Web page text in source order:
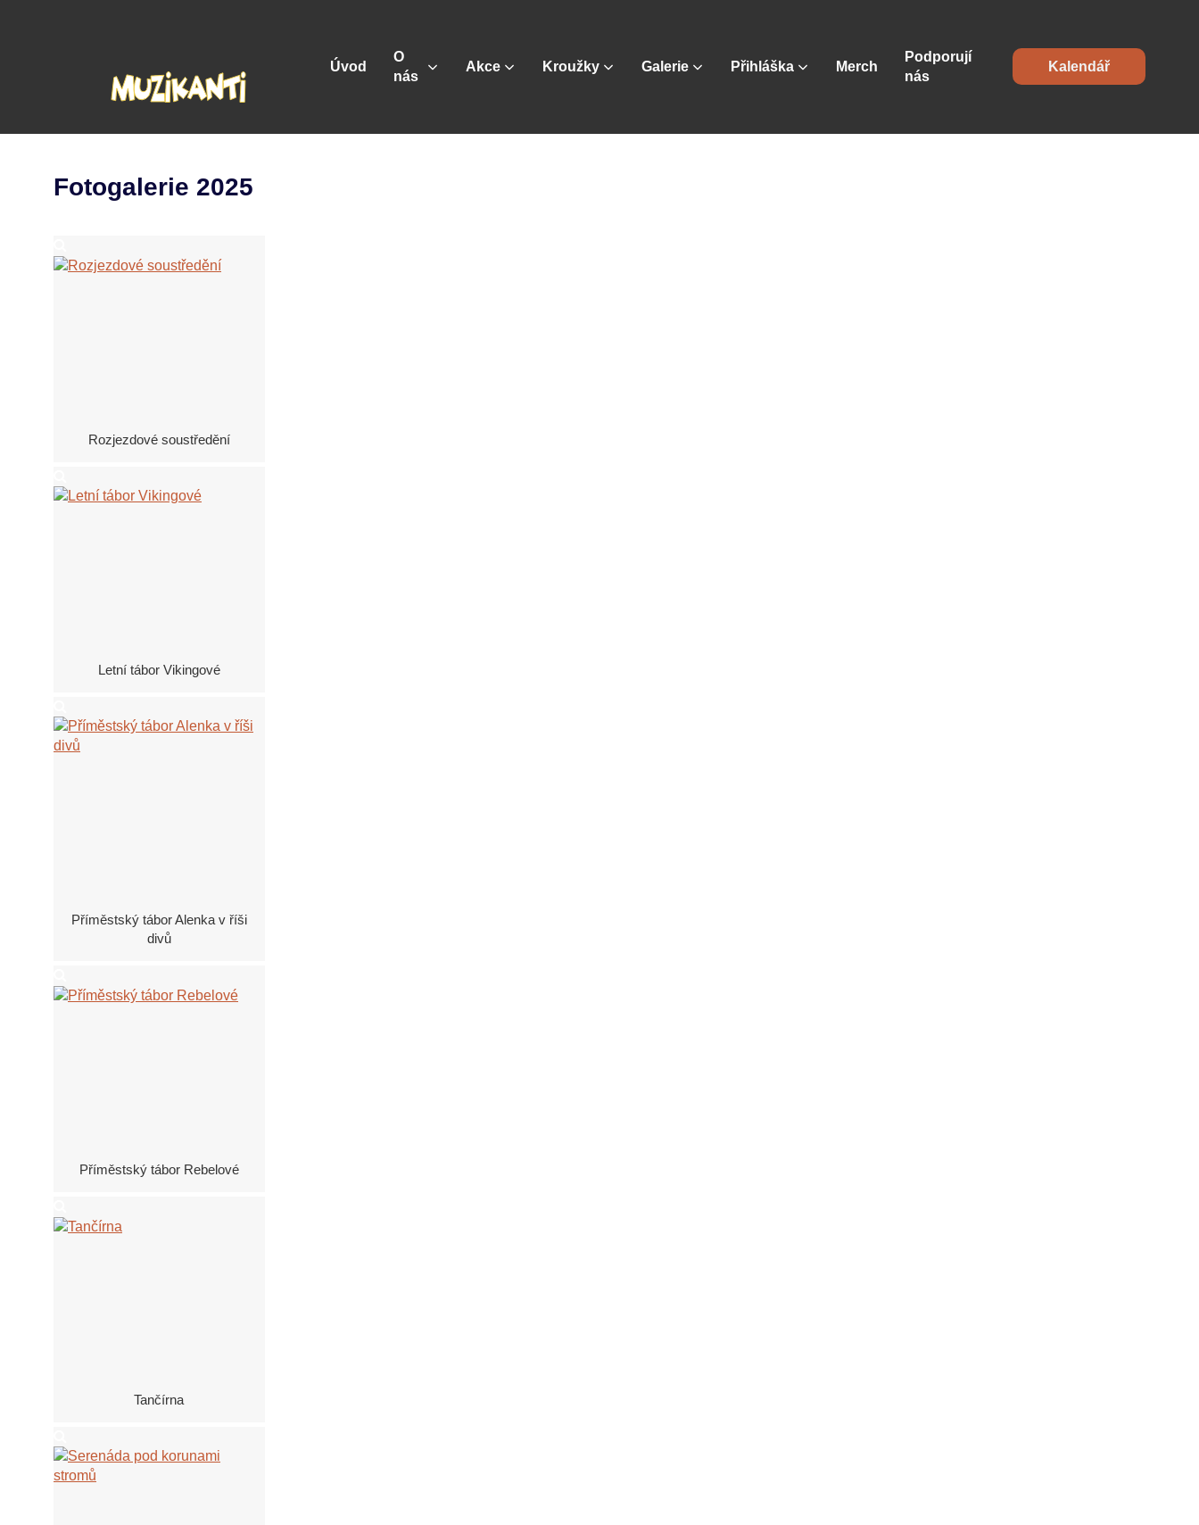
Úvod
O
nás
Akce Kroužky Galerie Přihláška Merch
Podporují
nás
Kalendář
Fotogalerie 2025
Rozjezdové soustředění
Letní tábor Vikingové
Příměstský tábor Alenka v říši
divů
Příměstský tábor Rebelové
Tančírna